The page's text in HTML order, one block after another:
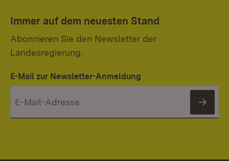
Immer auf dem neuesten Stand
Abonnieren Sie den Newsletter der
Landesregierung.
E-Mail zur Newsletter-Anmeldung